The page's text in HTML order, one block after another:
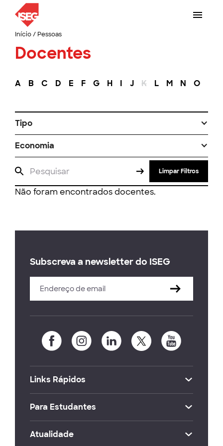
Início/ Pessoas
Docentes
A B C D E F G H I J K L M N O
Tipo
Economia
Limpar Filtros
Não foram encontrados docentes.
Subscreva a newsletter do ISEG
Links Rápidos
Para Estudantes
Atualidade